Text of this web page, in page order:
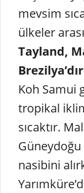
mevsim
ülkeler
Tayland,
Brezilya’dır
Koh Samui
tropikal
sıcaktır.
Güneydoğu
nasibini